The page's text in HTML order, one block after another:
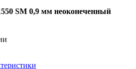
SM 0,9 мм неоконеченный